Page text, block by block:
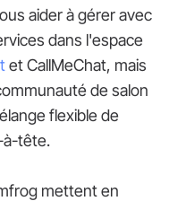
aider à gérer avec
dans l'espace
et CallMeChat, mais
de salon
flexible de
à-tête.
mettent en